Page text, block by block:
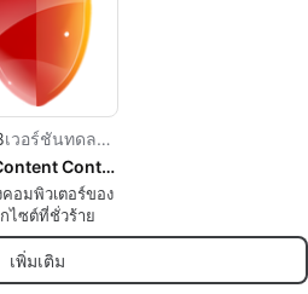
เวอร์ชันทดลองใช้
FPS Content Control
อมพิวเตอร์ของ
ไซต์ที่ชั่วร้าย
เพิ่มเติม